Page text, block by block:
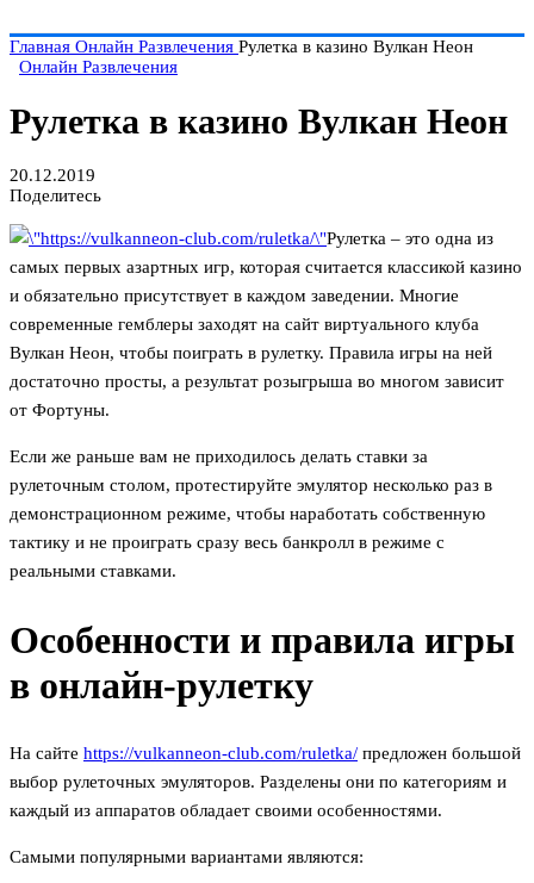
Главная Онлайн Развлечения Рулетка в казино Вулкан Неон
Онлайн Развлечения
Рулетка в казино Вулкан Неон
20.12.2019
Поделитесь
Рулетка – это одна из
самых первых азартных игр, которая считается классикой казино
и обязательно присутствует в каждом заведении. Многие
современные гемблеры заходят на сайт виртуального клуба
Вулкан Неон, чтобы поиграть в рулетку. Правила игры на ней
достаточно просты, а результат розыгрыша во многом зависит
от Фортуны.
Если же раньше вам не приходилось делать ставки за
рулеточным столом, протестируйте эмулятор несколько раз в
демонстрационном режиме, чтобы наработать собственную
тактику и не проиграть сразу весь банкролл в режиме с
реальными ставками.
Особенности и правила игры
в онлайн-рулетку
На сайте https://vulkanneon-club.com/ruletka/ предложен большой
выбор рулеточных эмуляторов. Разделены они по категориям и
каждый из аппаратов обладает своими особенностями.
Самыми популярными вариантами являются: